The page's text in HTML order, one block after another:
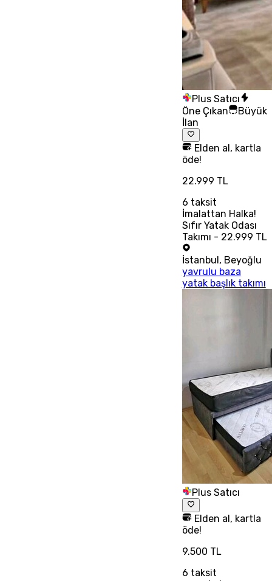
Plus Satıcı
Öne Çıkan
Büyük
İlan
Elden al, kartla
öde!
22.999 TL
6 taksit
İmalattan Halka!
Sıfır Yatak Odası
Takımı - 22.999 TL
İstanbul , Beyoğlu
yavrulu baza
yatak başlık takımı
Plus Satıcı
Elden al, kartla
öde!
9.500 TL
6 taksit